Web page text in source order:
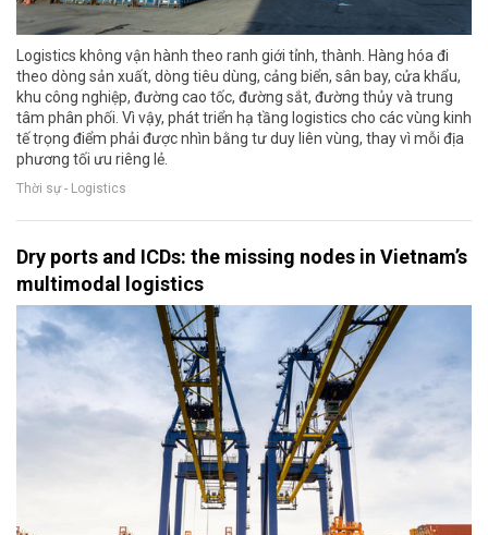
Logistics không vận hành theo ranh giới tỉnh, thành. Hàng hóa đi
theo dòng sản xuất, dòng tiêu dùng, cảng biển, sân bay, cửa khẩu,
khu công nghiệp, đường cao tốc, đường sắt, đường thủy và trung
tâm phân phối. Vì vậy, phát triển hạ tầng logistics cho các vùng kinh
tế trọng điểm phải được nhìn bằng tư duy liên vùng, thay vì mỗi địa
phương tối ưu riêng lẻ.
Thời sự - Logistics
Dry ports and ICDs: the missing nodes in Vietnam’s
multimodal logistics